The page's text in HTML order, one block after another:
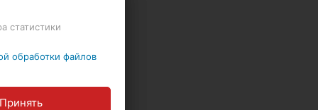
статистики
обработки файлов
Принять